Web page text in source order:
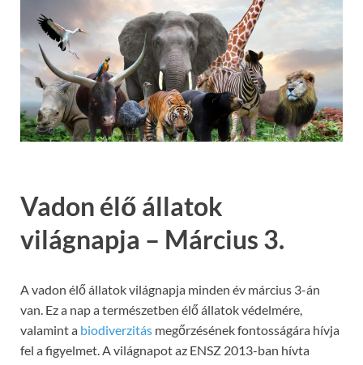
Vadon élő állatok
világnapja – Március 3.
A vadon élő állatok világnapja minden év március 3-án
van. Ez a nap a természetben élő állatok védelmére,
valamint a biodiverzitás megőrzésének fontosságára hívja
fel a figyelmet. A világnapot az ENSZ 2013-ban hívta